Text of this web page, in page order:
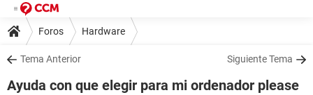
Foros Hardware
Tema Anterior Siguiente Tema
Ayuda con que elegir para mi ordenador please